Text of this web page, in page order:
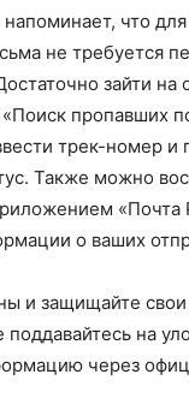
что
не требуется
зайти на
пропавших
трек-номер и
Также можно
«Почта
о ваших
и защищайте
на
через